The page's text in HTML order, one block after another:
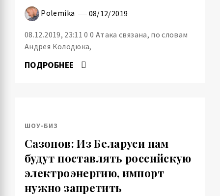
Polemika 08/12/2019
08.12.2019, 23:11 0 0 Атака связана, по словам
Андрея Колодюка,
ПОДРОБНЕЕ
ШОУ-БИЗ
Сазонов: Из Беларуси нам
будут поставлять российскую
электроэнергию, импорт
нужно запретить